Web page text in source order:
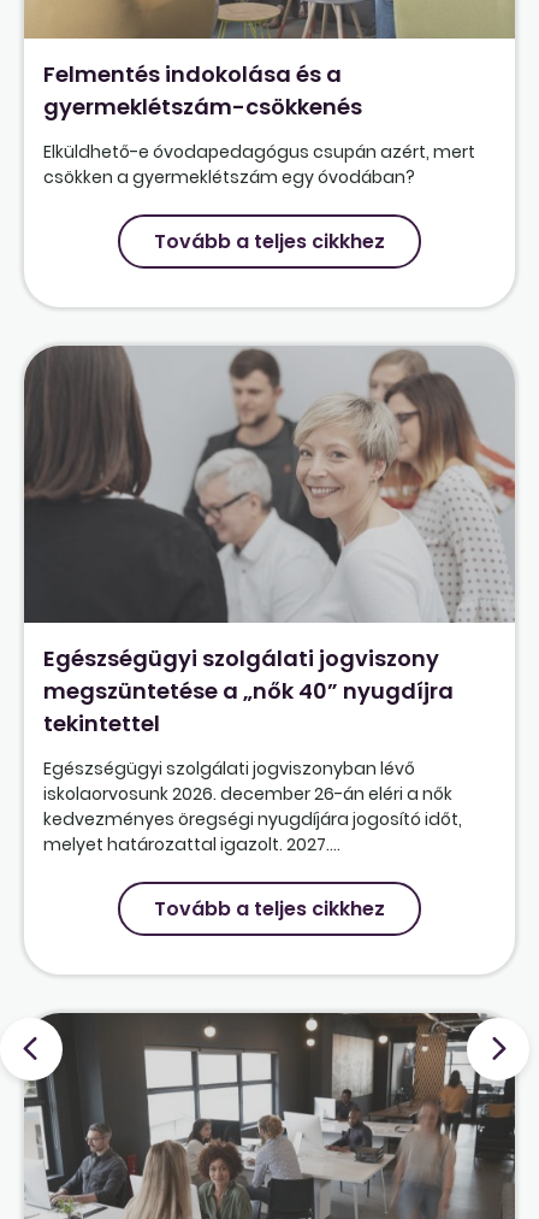
Felmentés indokolása és a
gyermeklétszám-csökkenés
Elküldhető-e óvodapedagógus csupán azért, mert
csökken a gyermeklétszám egy óvodában?
Tovább a teljes cikkhez
Egészségügyi szolgálati jogviszony
megszüntetése a „nők 40” nyugdíjra
tekintettel
Egészségügyi szolgálati jogviszonyban lévő
iskolaorvosunk 2026. december 26-án eléri a nők
kedvezményes öregségi nyugdíjára jogosító időt,
melyet határozattal igazolt. 2027....
Tovább a teljes cikkhez